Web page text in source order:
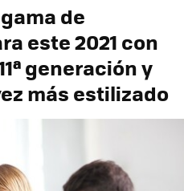
de
este 2021 con
generación y
más estilizado